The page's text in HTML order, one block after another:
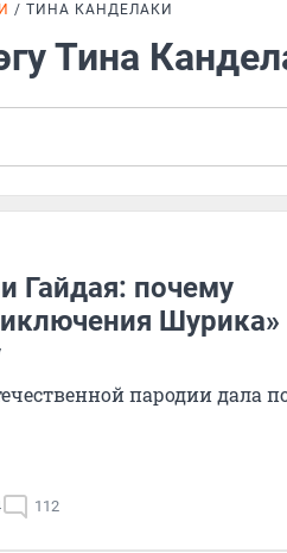
ТИНА КАНДЕЛАКИ
Тина
Гайдая: почему
Шурика»
пародии дала
112